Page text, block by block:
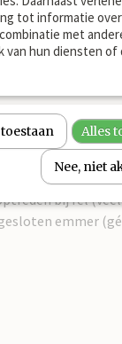
2 schepjes p.d.;
per dag door het
je paard het nog
merries of in
want bij
bij fel
emmer
tot informatie
met
van hun diensten of
Alles
Nee, niet